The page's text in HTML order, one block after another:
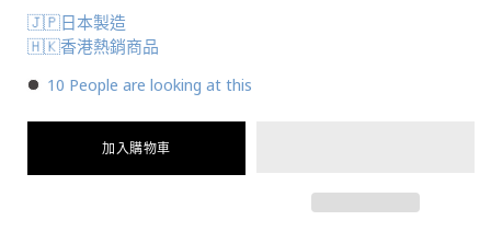
🇯🇵日本製造
🇭🇰香港熱銷商品
10 People are looking at this
加入購物車